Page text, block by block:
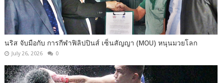
นริส จับมือกับ การกีฬาฟิลิปปินส์ เซ็นสัญญา (MOU) หนุนมวยโลก
July 26, 2026 0